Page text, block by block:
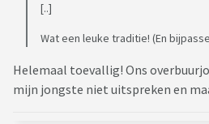
[..]
Wat een leuke traditie! (En
Helemaal toevallig! Ons
mijn jongste niet uitspreken en